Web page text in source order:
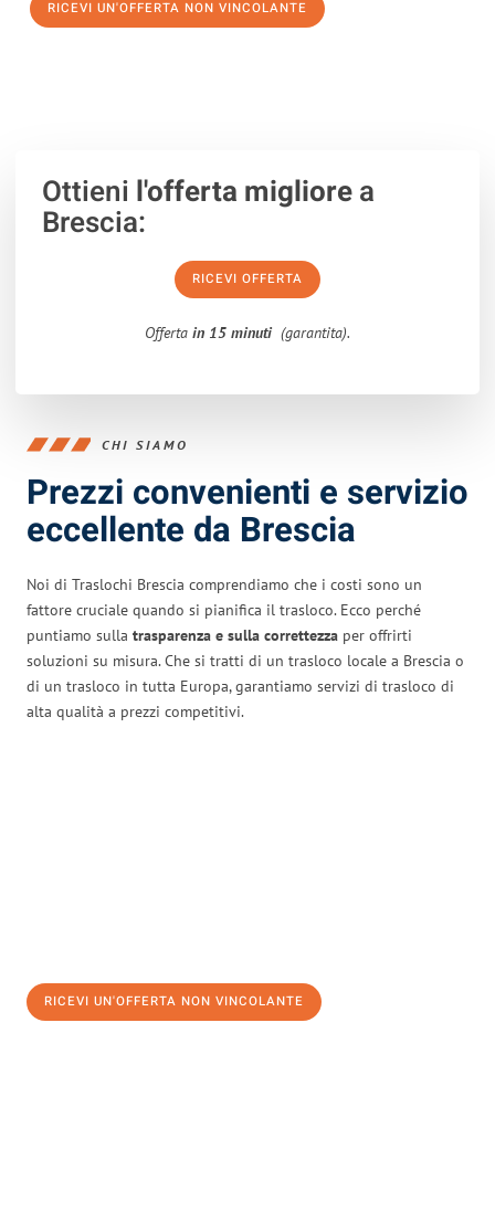
RICEVI UN'OFFERTA NON VINCOLANTE
Ottieni l'offerta migliorea
Brescia:
RICEVI OFFERTA
Offerta in 15 minuti (garantita).
CHI SIAMO
Prezzi convenienti e servizio
eccellente da Brescia
Noi di Traslochi Brescia comprendiamo che i costi sono un
fattore cruciale quando si pianifica il trasloco. Ecco perché
puntiamo sulla trasparenza e sulla correttezza per offrirti
soluzioni su misura. Che si tratti di un trasloco locale a Brescia o
di un trasloco in tutta Europa, garantiamo servizi di trasloco di
alta qualità a prezzi competitivi.
RICEVI UN'OFFERTA NON VINCOLANTE